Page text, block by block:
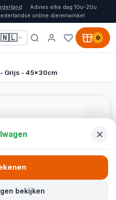
Advies elke dag 10u-20u
online dierenwinkel
🇳🇱 0
Grijs - 45x30cm
bekijken